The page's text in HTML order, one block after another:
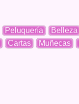
Peluquería Belleza
Cartas Muñecas